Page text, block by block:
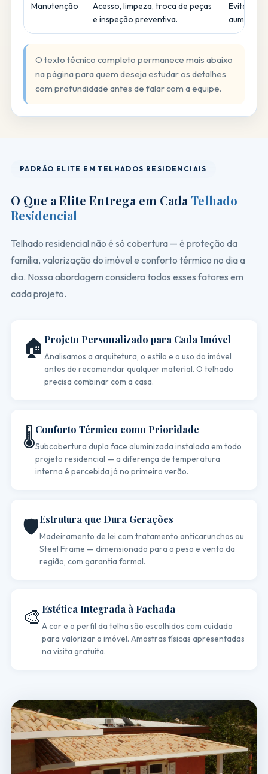
Manutenção
Acesso, limpeza, troca de peças
e inspeção preventiva.
Evita
aumenta
O texto técnico completo permanece mais abaixo
na página para quem deseja estudar os detalhes
com profundidade antes de falar com a equipe.
PADRÃO ELITE EM TELHADOS RESIDENCIAIS
O Que a Elite Entrega em Cada Telhado
Residencial
Telhado residencial não é só cobertura — é proteção da
família, valorização do imóvel e conforto térmico no dia a
dia. Nossa abordagem considera todos esses fatores em
cada projeto.
🏠 Projeto Personalizado para Cada Imóvel
Analisamos a arquitetura, o estilo e o uso do imóvel
antes de recomendar qualquer material. O telhado
precisa combinar com a casa.
🌡️Conforto Térmico como Prioridade
Subcobertura dupla face aluminizada instalada em todo
projeto residencial — a diferença de temperatura
interna é percebida já no primeiro verão.
🛡️Estrutura que Dura Gerações
Madeiramento de lei com tratamento anticarunchos ou
Steel Frame — dimensionado para o peso e vento da
região, com garantia formal.
🎨 Estética Integrada à Fachada
A cor e o perfil da telha são escolhidos com cuidado
para valorizar o imóvel. Amostras físicas apresentadas
na visita gratuita.